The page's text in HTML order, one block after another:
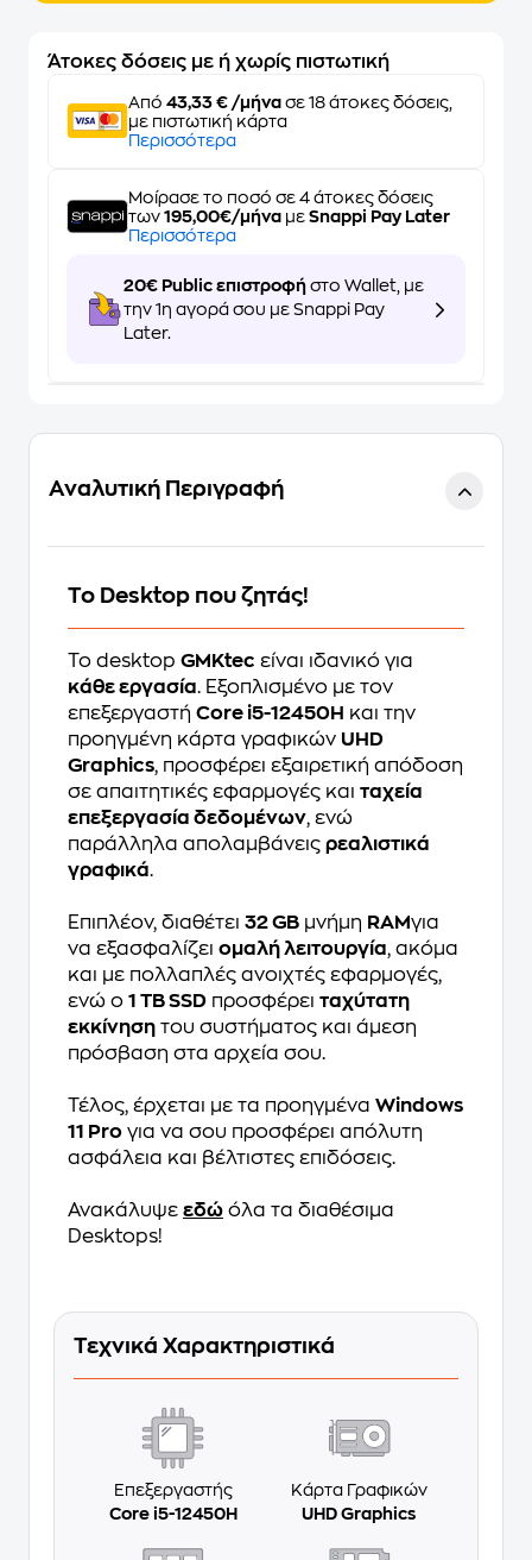
Άτοκες δόσεις με ή χωρίς πιστωτική
Από 43,33 € /μήνα σε 18 άτοκες δόσεις,
με πιστωτική κάρτα
Περισσότερα
Μοίρασε το ποσό σε 4 άτοκες δόσεις
των 195,00€/μήνα με Snappi Pay Later
Περισσότερα
20€ Public επιστροφή στο Wallet, με
την 1η αγορά σου με Snappi Pay
Later.
Αναλυτική Περιγραφή
Το Desktop που ζητάς!
Το desktop GMKtec είναι ιδανικό για
κάθε εργασία. Εξοπλισμένο με τον
επεξεργαστή Core i5-12450H και την
προηγμένη κάρτα γραφικών UHD
Graphics, προσφέρει εξαιρετική απόδοση
σε απαιτητικές εφαρμογές και ταχεία
επεξεργασία δεδομένων, ενώ
παράλληλα απολαμβάνεις ρεαλιστικά
γραφικά.
Επιπλέον, διαθέτει 32 GB μνήμη RAMγια
να εξασφαλίζει ομαλή λειτουργία, ακόμα
και με πολλαπλές ανοιχτές εφαρμογές,
ενώ ο 1 TB SSD προσφέρει ταχύτατη
εκκίνηση του συστήματος και άμεση
πρόσβαση στα αρχεία σου.
Τέλος, έρχεται με τα προηγμένα Windows
11 Pro για να σου προσφέρει απόλυτη
ασφάλεια και βέλτιστες επιδόσεις.
Ανακάλυψε εδώ όλα τα διαθέσιμα
Desktops!
Τεχνικά Χαρακτηριστικά
Επεξεργαστής
Core i5-12450H
Κάρτα Γραφικών
UHD Graphics